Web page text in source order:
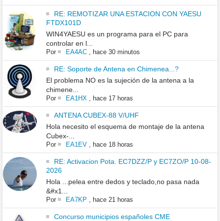
RE: REMOTIZAR UNA ESTACION CON YAESU
FTDX101D
WIN4YAESU es un programa para el PC para
controlar en l...
Por EA4AC, hace 30 minutos
RE: Soporte de Antena en Chimenea...?
El problema NO es la sujeción de la antena a la
chimene...
Por EA1HX hace 17 horas
ANTENA CUBEX-88 V/UHF
Hola necesito el esquema de montaje de la antena
Cubex-...
Por EA1EV, hace 18 horas
RE: Activacion Pota. EC7DZZ/P y EC7ZO/P 10-08-
2026
Hola ...pelea entre dedos y teclado,no pasa nada
&#x1...
Por EA7KP hace 21 horas
Concurso municipios españoles CME